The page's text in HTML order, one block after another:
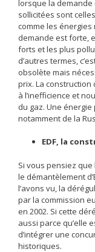
lorsque la
sollicitées sont
comme les
demande est forte,
forts et les plus
d’autres termes,
obsolète mais
prix. La construction
à l’inefficience et
du gaz. Une
notamment de la
EDF, la
Si vous pensiez
le démantèlement
l’avons vu, la
par la commission
en 2002. Si cette
aussi parce qu’elle
d’intégrer une
historiques.